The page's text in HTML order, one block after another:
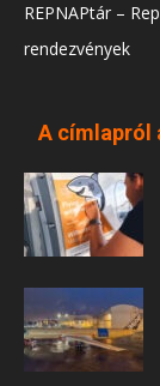
REPNAPtár –
rendezvények
A címlapról